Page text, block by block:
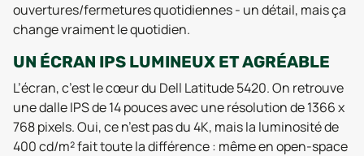
ouvertures/fermetures quotidiennes - un détail, mais ça
change vraiment le quotidien.
UN ÉCRAN IPS LUMINEUX ET AGRÉABLE
L’écran, c’est le cœur du Dell Latitude 5420. On retrouve
une dalle IPS de 14 pouces avec une résolution de 1366 x
768 pixels. Oui, ce n’est pas du 4K, mais la luminosité de
400 cd/m² fait toute la différence : même en open-space